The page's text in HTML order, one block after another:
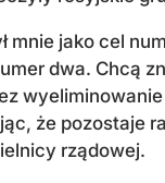
mnie jako cel
dwa. Chcą
wyeliminowanie
że pozostaje
rządowej.